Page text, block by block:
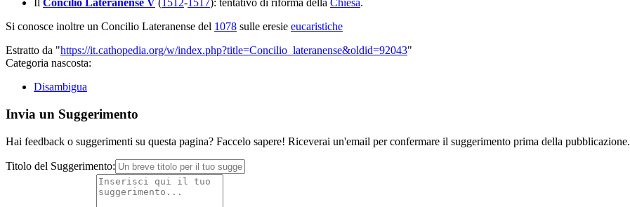
Il Concilio Lateranense V (1512-1517): tentativo di riforma della Chiesa.
Si conosce inoltre un Concilio Lateranense del 1078 sulle eresie eucaristiche
Estratto da "https://it.cathopedia.org/w/index.php?title=Concilio_lateranense&oldid=92043"
Categoria nascosta:
Disambigua
Invia un Suggerimento
Hai feedback o suggerimenti su questa pagina? Faccelo sapere! Riceverai un'email per confermare il suggerimento prima della pubblicazione.
Titolo del Suggerimento: